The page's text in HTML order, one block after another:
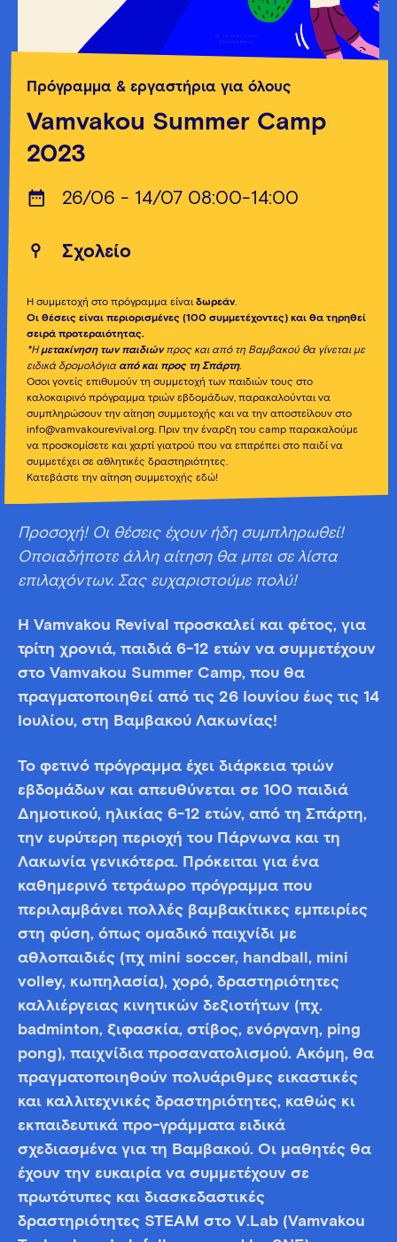
Πρόγραμμα & εργαστήρια για όλους
Vamvakou Summer Camp
2023
26/06 - 14/07 08:00-14:00
Σχολείο
Η συμμετοχή στο πρόγραμμα είναι δωρεάν.
Οι θέσεις είναι περιορισμένες (100 συμμετέχοντες) και θα τηρηθεί
σειρά προτεραιότητας.
*Ημετακίνηση των παιδιώνπρος και από τη Βαμβακού θα γίνεται με
ειδικά δρομολόγια από και προς τη Σπάρτη.
Όσοι γονείς επιθυμούν τη συμμετοχή των παιδιών τους στο
καλοκαιρινό πρόγραμμα τριών εβδομάδων, παρακαλούνται να
συμπληρώσουν την αίτηση συμμετοχής και να την αποστείλουν στο
info@vamvakourevival.org. Πριν την έναρξη του camp παρακαλούμε
να προσκομίσετε και χαρτί γιατρού που να επιτρέπει στο παιδί να
συμμετέχει σε αθλητικές δραστηριότητες.
Κατεβάστε την αίτηση συμμετοχής εδώ!
Προσοχή! Οι θέσεις έχουν ήδη συμπληρωθεί!
Οποιαδήποτε άλλη αίτηση θα μπει σε λίστα
επιλαχόντων. Σας ευχαριστούμε πολύ!
Η Vamvakou Revival προσκαλεί και φέτος, για
τρίτη χρονιά, παιδιά 6-12 ετών να συμμετέχουν
στο Vamvakou Summer Camp, που θα
πραγματοποιηθεί από τις 26 Ιουνίου έως τις 14
Ιουλίου, στη Βαμβακού Λακωνίας!
Το φετινό πρόγραμμα έχει διάρκεια τριών
εβδομάδων και απευθύνεται σε 100 παιδιά
Δημοτικού, ηλικίας 6-12 ετών, από τη Σπάρτη,
την ευρύτερη περιοχή του Πάρνωνα και τη
Λακωνία γενικότερα. Πρόκειται για ένα
καθημερινό τετράωρο πρόγραμμα που
περιλαμβάνει πολλές βαμβακίτικες εμπειρίες
στη φύση, όπως ομαδικό παιχνίδι με
αθλοπαιδιές (πχ mini soccer, handball, mini
volley, κωπηλασία), χορό, δραστηριότητες
καλλιέργειας κινητικών δεξιοτήτων (πχ.
badminton, ξιφασκία, στίβος, ενόργανη, ping
pong), παιχνίδια προσανατολισμού. Ακόμη, θα
πραγματοποιηθούν πολυάριθμες εικαστικές
και καλλιτεχνικές δραστηριότητες, καθώς κι
εκπαιδευτικά προ-γράμματα ειδικά
σχεδιασμένα για τη Βαμβακού. Οι μαθητές θα
έχουν την ευκαιρία να συμμετέχουν σε
πρωτότυπες και διασκεδαστικές
δραστηριότητες STEAM στο V.Lab (Vamvakou